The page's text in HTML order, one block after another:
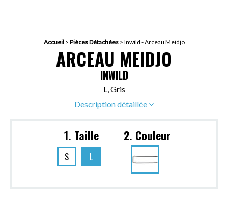
Accueil> Pièces Détachées> Inwild - Arceau Meidjo
ARCEAU MEIDJO
INWILD
L, Gris
Description détaillée
1. Taille
S L
2. Couleur